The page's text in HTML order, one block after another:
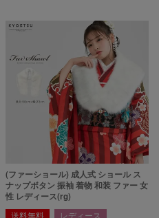
(ファーショール) 成人式 ショール ス
ナップボタン 振袖 着物 和装 ファー 女
性 レディース(rg)
送料無料 レディース